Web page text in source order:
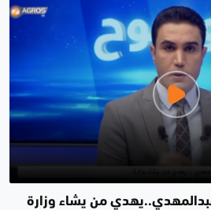
من يشاء وزارة